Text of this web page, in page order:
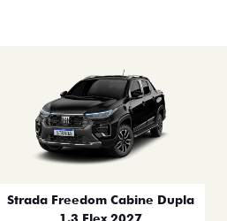
Strada Freedom Cabine Dupla
1.3 Flex 2027